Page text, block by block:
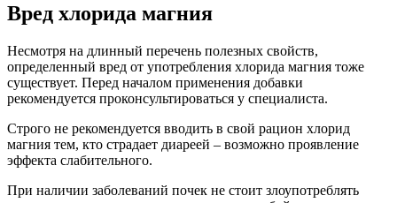
Вред хлорида магния
Несмотря на длинный перечень полезных свойств,
определенный вред от употребления хлорида магния тоже
существует. Перед началом применения добавки
рекомендуется проконсультироваться у специалиста.
Строго не рекомендуется вводить в свой рацион хлорид
магния тем, кто страдает диареей – возможно проявление
эффекта слабительного.
При наличии заболеваний почек не стоит злоупотреблять